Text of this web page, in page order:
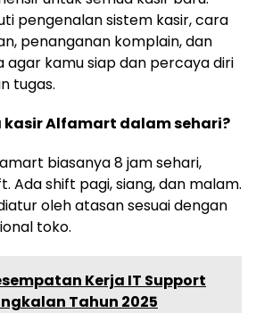
pengenalan sistem kasir, cara
penanganan komplain, dan
agar kamu siap dan percaya diri
tugas.
kasir Alfamart dalam sehari?
biasanya 8 jam sehari,
Ada shift pagi, siang, dan malam.
oleh atasan sesuai dengan
toko.
Kerja IT Support
Tahun 2025